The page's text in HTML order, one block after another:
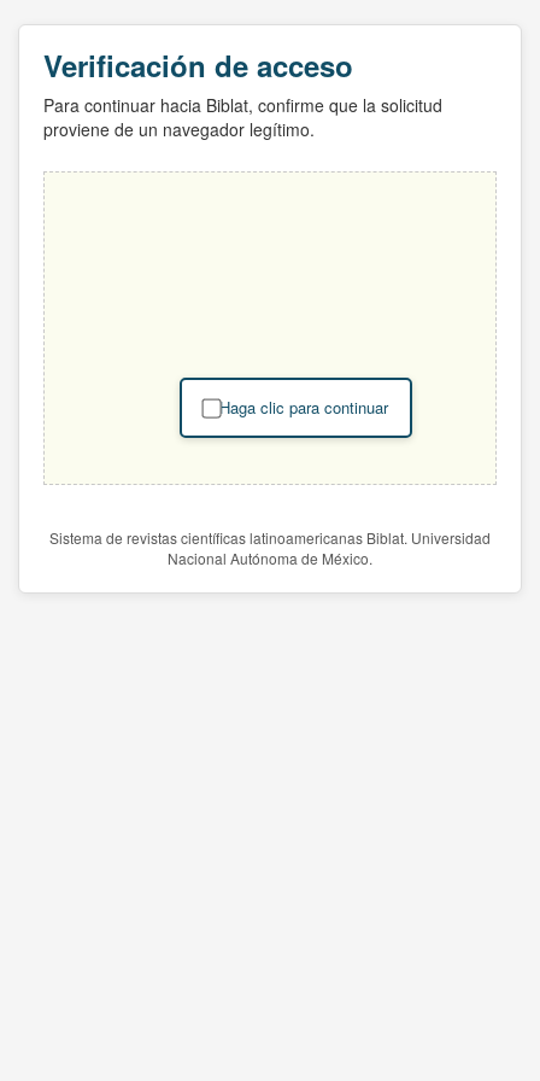
Verificación de acceso
Para continuar hacia Biblat, confirme que la solicitud
proviene de un navegador legítimo.
Haga clic para continuar
Sistema de revistas científicas latinoamericanas Biblat. Universidad
Nacional Autónoma de México.